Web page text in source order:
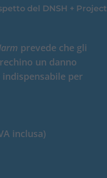
del DNSH + Project
prevede che gli
un danno
per
inclusa)